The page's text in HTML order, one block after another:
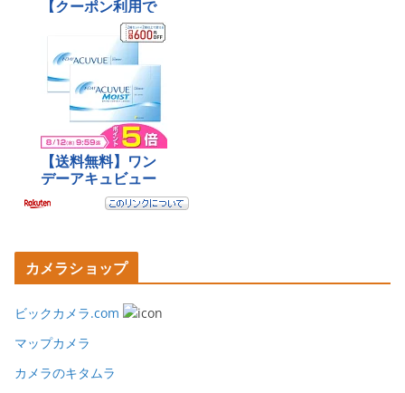
カメラショップ
ビックカメラ.com
マップカメラ
カメラのキタムラ